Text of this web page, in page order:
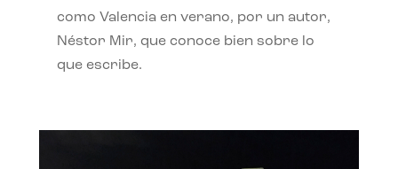
como Valencia en verano, por un autor,
Néstor Mir, que conoce bien sobre lo
que escribe.